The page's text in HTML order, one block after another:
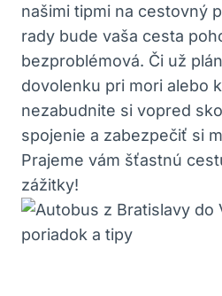
našimi tipmi na cestovný
rady bude vaša cesta
bezproblémová. Či už
dovolenku pri mori alebo
nezabudnite si vopred
spojenie a zabezpečiť si
Prajeme vám šťastnú
zážitky!